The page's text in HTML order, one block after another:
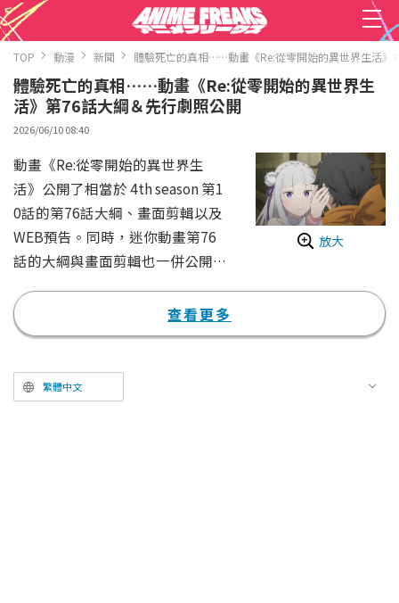
TOP 動漫 新聞 體驗死亡的真相……動畫《Re:從零開始的異世界生活》
體驗死亡的真相……動畫《Re:從零開始的異世界生
活》第76話大綱＆先行劇照公開
2026/06/10 08:40
放大
動畫《Re:從零開始的異世界生
活》公開了相當於 4th season 第1
0話的第76話大綱、畫面剪輯以及
WEB預告。同時，迷你動畫第76
話的大綱與畫面剪輯也一併公開。
活》（通稱「Re:Zero」）系列，
是由全世界系列累計發行量突破1
（原作：長月達平／插畫：大塚真
一郎）改編而成。這是一部描述突
查看更多
繁體中文